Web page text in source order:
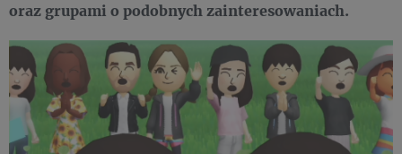
oraz grupami o podobnych zainteresowaniach.